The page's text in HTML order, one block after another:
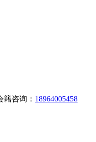
籍咨询： 18964005458